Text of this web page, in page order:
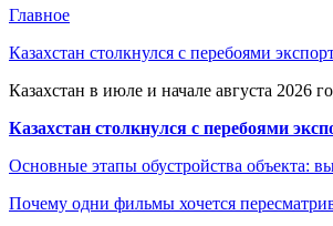
Главное
Казахстан столкнулся с перебоями
Казахстан в июле и начале августа 2026
Казахстан столкнулся с перебоями
Основные этапы обустройства объекта:
Почему одни фильмы хочется